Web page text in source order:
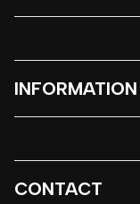
INFORMATION
CONTACT